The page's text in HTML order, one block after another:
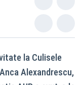
la Culisele
Alexandrescu,